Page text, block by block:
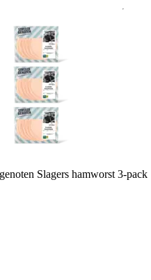
Slagers hamworst 3-pack